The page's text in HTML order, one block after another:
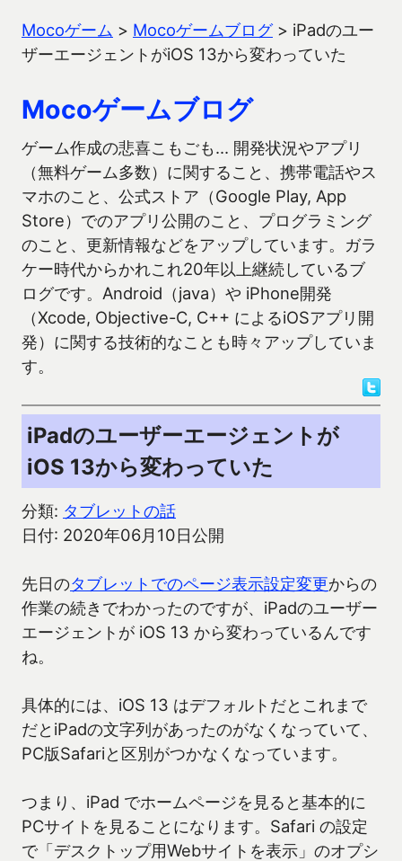
Mocoゲーム > Mocoゲームブログ> iPadのユー
ザーエージェントがiOS 13から変わっていた
Mocoゲームブログ
ゲーム作成の悲喜こもごも… 開発状況やアプリ
（無料ゲーム多数）に関すること、携帯電話やス
マホのこと、公式ストア（Google Play, App
Store）でのアプリ公開のこと、プログラミング
のこと、更新情報などをアップしています。ガラ
ケー時代からかれこれ20年以上継続しているブ
ログです。Android（java）や iPhone開発
（Xcode, Objective-C, C++ によるiOSアプリ開
発）に関する技術的なことも時々アップしていま
す。
iPadのユーザーエージェントが
iOS 13から変わっていた
分類: タブレットの話
日付: 2020年06月10日公開
先日のタブレットでのページ表示設定変更からの
作業の続きでわかったのですが、iPadのユーザー
エージェントが iOS 13 から変わっているんです
ね。
具体的には、iOS 13 はデフォルトだとこれまで
だとiPadの文字列があったのがなくなっていて、
PC版Safariと区別がつかなくなっています。
つまり、iPad でホームページを見ると基本的に
PCサイトを見ることになります。Safari の設定
で「デスクトップ用Webサイトを表示」のオプシ